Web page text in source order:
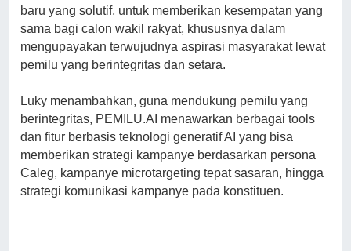
baru yang solutif, untuk memberikan kesempatan yang
sama bagi calon wakil rakyat, khususnya dalam
mengupayakan terwujudnya aspirasi masyarakat lewat
pemilu yang berintegritas dan setara.
Luky menambahkan, guna mendukung pemilu yang
berintegritas, PEMILU.AI menawarkan berbagai tools
dan fitur berbasis teknologi generatif AI yang bisa
memberikan strategi kampanye berdasarkan persona
Caleg, kampanye microtargeting tepat sasaran, hingga
strategi komunikasi kampanye pada konstituen.